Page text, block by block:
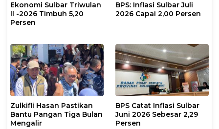
Ekonomi Sulbar Triwulan
II -2026 Timbuh 5,20
Persen
BPS: Inflasi Sulbar Juli
2026 Capai 2,00 Persen
Zulkifli Hasan Pastikan
Bantu Pangan Tiga Bulan
Mengalir
BPS Catat Inflasi Sulbar
Juni 2026 Sebesar 2,29
Persen